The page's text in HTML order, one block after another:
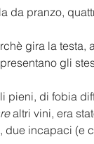
da pranzo,
gira la
gli
pieni, di fobia
altri vini, era
incapaci (e